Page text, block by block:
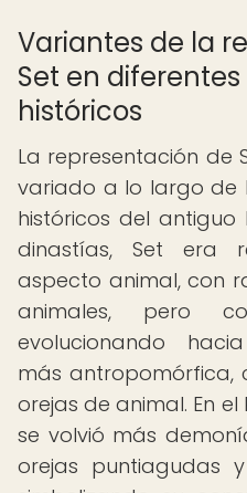
Variantes de la
Set en
históricos
La representación de
variado a lo largo de
históricos del antiguo
dinastías, Set era
aspecto animal, con
animales, pero
evolucionando
más antropomórfica,
orejas de animal. En el
se volvió más
orejas puntiagudas